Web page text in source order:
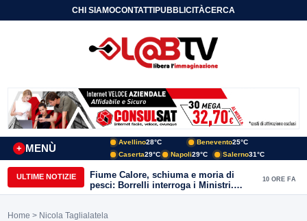
CHI SIAMOCONTATTIPUBBLICITÀCERCA
MENÙ
+
Avellino28°C Benevento25°C
Caserta29°C Napoli29°C Salerno31°C
ULTIME NOTIZIE
Fiume Calore, schiuma e moria di
pesci: Borrelli interroga i Ministri.
“Benevento paga l’assenza del
10 ORE FA
Home > Nicola Taglialatela